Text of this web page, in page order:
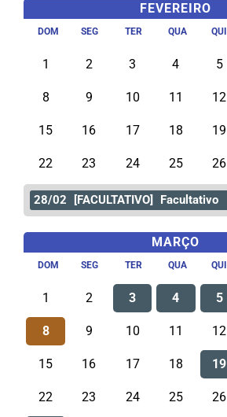
FEVEREIRO
DOM SEG TER QUA QUI
1 2 3 4 5
8 9 10 11 12
15 16 17 18 19
22 23 24 25 26
28/02 [FACULTATIVO] Facultativo
MARÇO
DOM SEG TER QUA QUI
1 2 3 4 5
8 9 10 11 12
15 16 17 18 19
22 23 24 25 26